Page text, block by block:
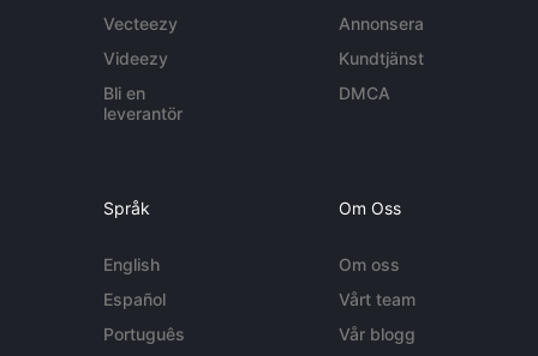
Vecteezy
Videezy
Bli en
leverantör
Annonsera
Kundtjänst
DMCA
Språk
English
Español
Português
Om Oss
Om oss
Vårt team
Vår blogg